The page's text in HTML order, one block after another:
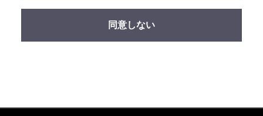
同意しない